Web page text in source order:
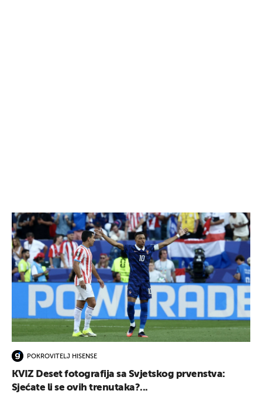
POKROVITELJ HISENSE
KVIZ Deset fotografija sa Svjetskog prvenstva:
Sjećate li se ovih trenutaka?...